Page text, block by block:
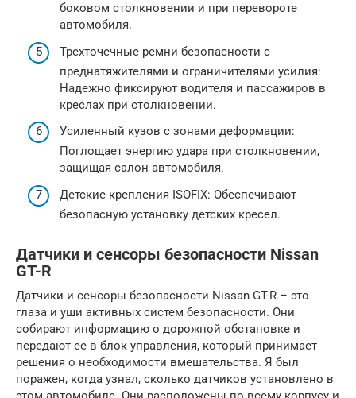
боковом столкновении и при перевороте
автомобиля.
Трехточечные ремни безопасности с
преднатяжителями и ограничителями усилия:
Надежно фиксируют водителя и пассажиров в
креслах при столкновении.
Усиленный кузов с зонами деформации:
Поглощает энергию удара при столкновении,
защищая салон автомобиля.
Детские крепления ISOFIX: Обеспечивают
безопасную установку детских кресел.
Датчики и сенсоры безопасности Nissan
GT-R
Датчики и сенсоры безопасности Nissan GT-R – это
глаза и уши активных систем безопасности. Они
собирают информацию о дорожной обстановке и
передают ее в блок управления, который принимает
решения о необходимости вмешательства. Я был
поражен, когда узнал, сколько датчиков установлено в